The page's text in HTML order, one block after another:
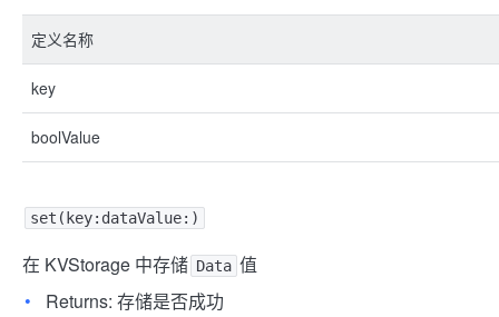
定义名称
key
boolValue
set(key:dataValue:)
在 KVStorage 中存储 Data 值
Returns: 存储是否成功